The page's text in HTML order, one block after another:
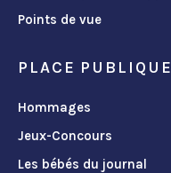
Points de vue
PLACE PUBLIQUE
Hommages
Jeux-Concours
Les bébés du journal